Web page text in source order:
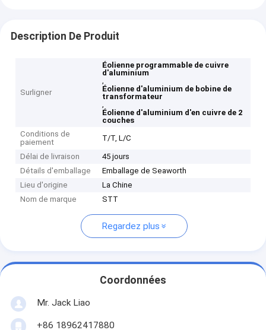
Description De Produit
Surligner
Éolienne programmable de cuivre
d'aluminium
,
Éolienne d'aluminium de bobine de
transformateur
,
Éolienne d'aluminium d'en cuivre de 2
couches
Conditions de
paiement
T/T, L/C
Délai de livraison
45 jours
Détails d'emballage
Emballage de Seaworth
Lieu d'origine
La Chine
Nom de marque
STT
Regardez plus
Coordonnées
Mr. Jack Liao
+86 18962417880